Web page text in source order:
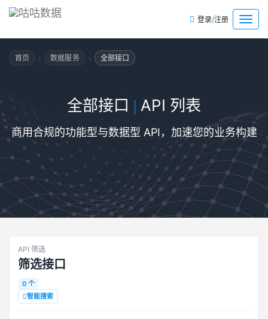
菜
单
登录/注册
首页 › 数据服务 › 全部接口
全部接口 | API 列表
商用合规的功能型与数据型 API，加速您的业务构建
API 筛选
筛选接口
0 个
智能搜索